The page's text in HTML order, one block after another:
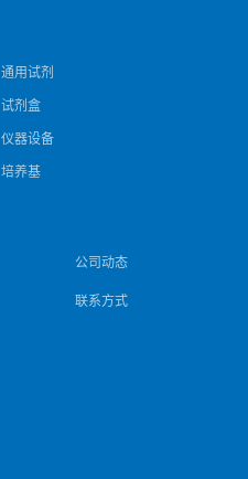
通用试剂
试剂盒
仪器设备
培养基
公司动态
联系方式